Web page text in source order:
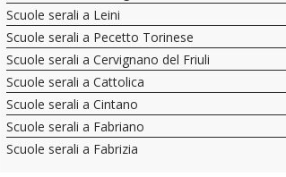
Scuole serali a Leini
Scuole serali a Pecetto Torinese
Scuole serali a Cervignano del Friuli
Scuole serali a Cattolica
Scuole serali a Cintano
Scuole serali a Fabriano
Scuole serali a Fabrizia